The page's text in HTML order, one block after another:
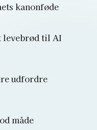
kanonføde
levebrød til AI
udfordre
måde